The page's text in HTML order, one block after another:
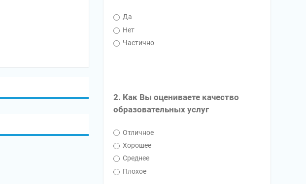
Да
Нет
Частично
2. Как Вы оцениваете качество
образовательных услуг
Отличное
Хорошее
Среднее
Плохое